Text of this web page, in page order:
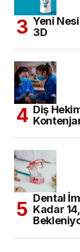
Yeni
3D
Diş
Dental
Kadar